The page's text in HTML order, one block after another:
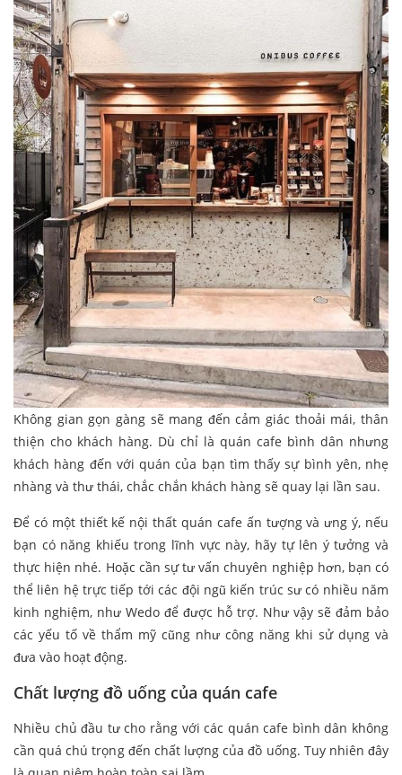
Không gian gọn gàng sẽ mang đến cảm giác thoải mái, thân
thiện cho khách hàng. Dù chỉ là quán cafe bình dân nhưng
khách hàng đến với quán của bạn tìm thấy sự bình yên, nhẹ
nhàng và thư thái, chắc chắn khách hàng sẽ quay lại lần sau.
Để có một thiết kế nội thất quán cafe ấn tượng và ưng ý, nếu
bạn có năng khiếu trong lĩnh vực này, hãy tự lên ý tưởng và
thực hiện nhé. Hoặc cần sự tư vấn chuyên nghiệp hơn, bạn có
thể liên hệ trực tiếp tới các đội ngũ kiến trúc sư có nhiều năm
kinh nghiệm, như Wedo để được hỗ trợ. Như vậy sẽ đảm bảo
các yếu tố về thẩm mỹ cũng như công năng khi sử dụng và
đưa vào hoạt động.
Chất lượng đồ uống của quán cafe
Nhiều chủ đầu tư cho rằng với các quán cafe bình dân không
cần quá chú trọng đến chất lượng của đồ uống. Tuy nhiên đây